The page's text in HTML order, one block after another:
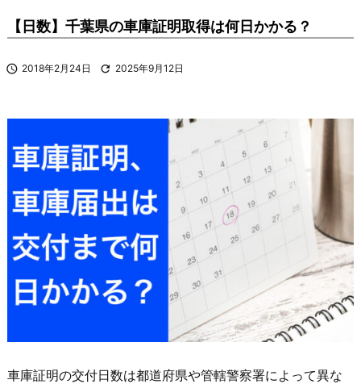
【日数】千葉県の車庫証明取得は何日かかる？
 2018年2月24日  2025年9月12日
車庫証明の交付日数は都道府県や管轄警察署によって異な